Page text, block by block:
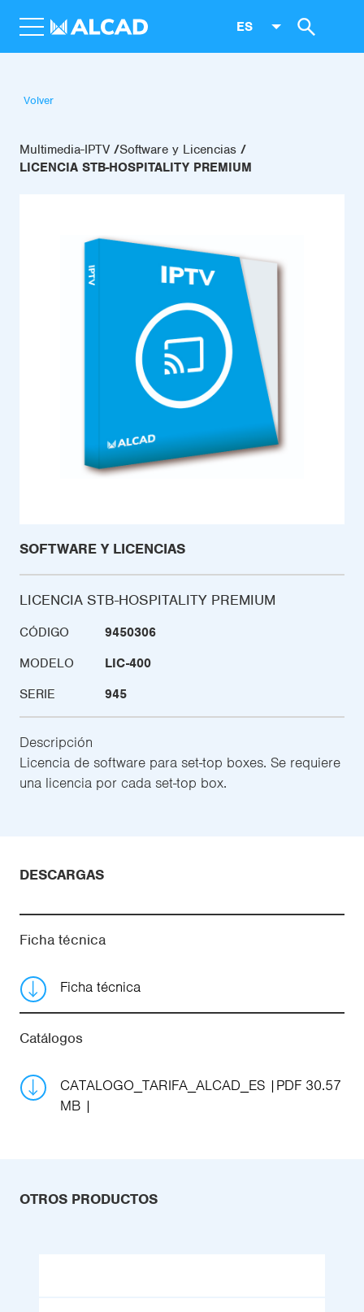
ES
Volver
Multimedia-IPTV Software y Licencias
LICENCIA STB-HOSPITALITY PREMIUM
SOFTWARE Y LICENCIAS
LICENCIA STB-HOSPITALITY PREMIUM
CÓDIGO
9450306
MODELO
LIC-400
SERIE
945
Descripción
Licencia de software para set-top boxes. Se requiere
una licencia por cada set-top box.
DESCARGAS
Ficha técnica
Ficha técnica
Catálogos
CATALOGO_TARIFA_ALCAD_ES
PDF 30.57
MB
OTROS PRODUCTOS